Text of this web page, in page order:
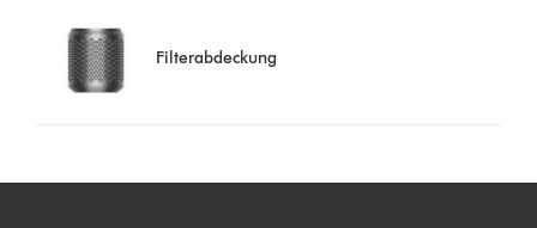
Filterabdeckung